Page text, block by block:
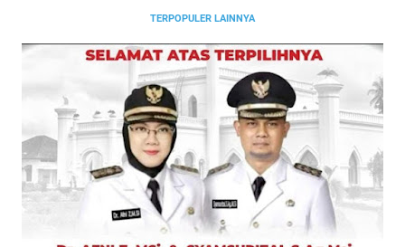
TERPOPULER LAINNYA